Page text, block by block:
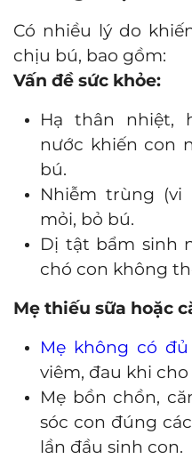
Có nhiều lý do
chịu bú, bao gồm:
Vấn đề sức khỏe:
Hạ thân nhiệt,
nước khiến con
bú.
Nhiễm trùng (vi
mỏi, bỏ bú.
Dị tật bẩm sinh
chó con không
Mẹ thiếu sữa hoặc
Mẹ không có đủ
viêm, đau khi
Mẹ bồn chồn,
sóc con đúng
lần đầu sinh con.